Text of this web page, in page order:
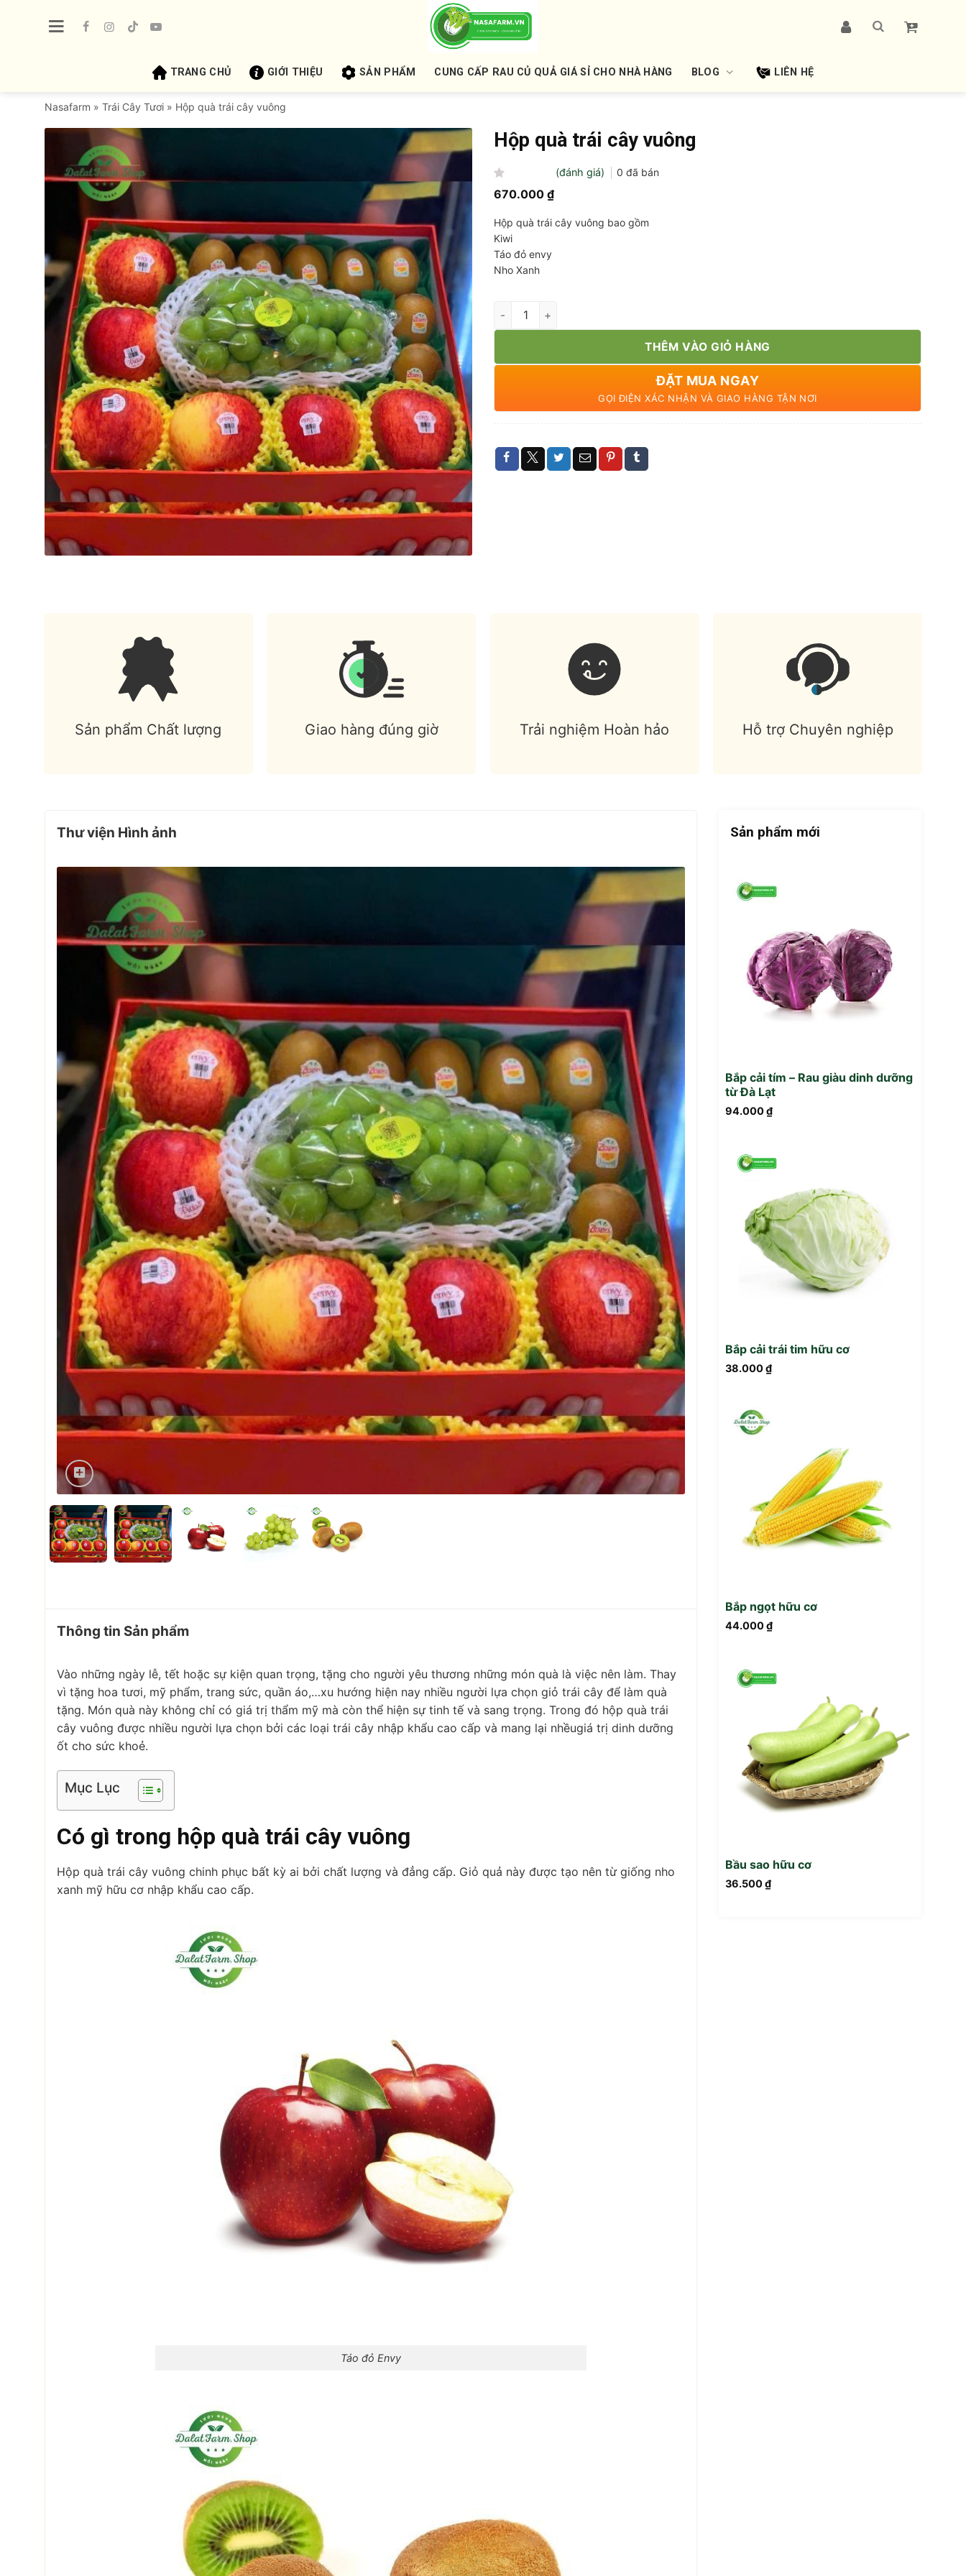
TRANG CHỦ GIỚI THIỆU SẢN PHẨM CUNG CẤP RAU CỦ QUẢ GIÁ SỈ CHO NHÀ HÀNG BLOG LIÊN HỆ
Nasafarm » Trái Cây Tươi » Hộp quà trái cây vuông
Hộp quà trái cây vuông
Được
xếp
0
5
sao
(đánh giá) 0 đã bán
670.000 ₫
Hộp quà trái cây vuông bao gồm
Kiwi
Táo đỏ envy
Nho Xanh
Hộp quà trái cây vuông số lượng
THÊM VÀO GIỎ HÀNG
ĐẶT MUA NGAY
GỌI ĐIỆN XÁC NHẬN VÀ GIAO HÀNG TẬN NƠI
Sản phẩm Chất lượng Giao hàng đúng giờ Trải nghiệm Hoàn hảo Hỗ trợ Chuyên nghiệp
Thư viện Hình ảnh
Thông tin Sản phẩm
Vào những ngày lễ, tết hoặc sự kiện quan trọng, tặng cho người yêu thương những món quà là việc nên làm. Thay
vì tặng hoa tươi, mỹ phẩm, trang sức, quần áo,…xu hướng hiện nay nhiều người lựa chọn giỏ trái cây để làm quà
tặng. Món quà này không chỉ có giá trị thẩm mỹ mà còn thể hiện sự tinh tế và sang trọng. Trong đó hộp quà trái
cây vuông được nhiều người lựa chọn bởi các loại trái cây nhập khẩu cao cấp và mang lại nhềugiá trị dinh dưỡng
ốt cho sức khoẻ.
Mục Lục
Có gì trong hộp quà trái cây vuông
Hộp quà trái cây vuông chinh phục bất kỳ ai bởi chất lượng và đẳng cấp. Giỏ quả này được tạo nên từ giống nho
xanh mỹ hữu cơ nhập khẩu cao cấp.
Táo đỏ Envy
Sản phẩm mới
Bắp cải tím – Rau giàu dinh dưỡng
từ Đà Lạt
94.000₫
Bắp cải trái tim hữu cơ
38.000₫
Bắp ngọt hữu cơ
44.000₫
Bầu sao hữu cơ
36.500₫